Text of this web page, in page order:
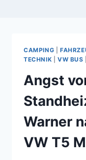
CAMPING
TECHNIK
VW BUS
Angst
Warner
VW T5